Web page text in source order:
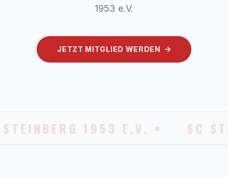
1953 e.V.
JETZT MITGLIED WERDEN
1953 E.V. • SC